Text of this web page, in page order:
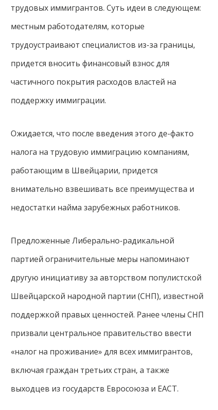
трудовых иммигрантов. Суть идеи в следующем:
местным работодателям, которые
трудоустраивают специалистов из-за границы,
придется вносить финансовый взнос для
частичного покрытия расходов властей на
поддержку иммиграции.
Ожидается, что после введения этого де-факто
налога на трудовую иммиграцию компаниям,
работающим в Швейцарии, придется
внимательно взвешивать все преимущества и
недостатки найма зарубежных работников.
Предложенные Либерально-радикальной
партией ограничительные меры напоминают
другую инициативу за авторством популистской
Швейцарской народной партии (СНП), известной
поддержкой правых ценностей. Ранее члены СНП
призвали центральное правительство ввести
«налог на проживание» для всех иммигрантов,
включая граждан третьих стран, а также
выходцев из государств Евросоюза и ЕАСТ.